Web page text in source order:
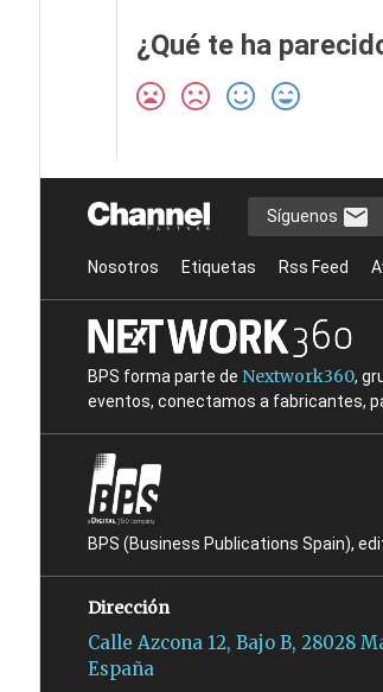
¿Qué te ha
Síguenos
Nosotros Etiquetas Rss Feed
BPS forma parte de Nextwork360,
eventos, conectamos a fabricantes,
BPS (Business Publications Spain),
Dirección
Calle Azcona 12, Bajo B, 28028
España